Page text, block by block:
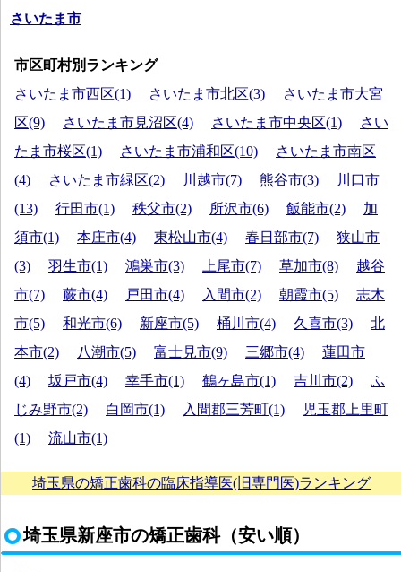
さいたま市
市区町村別ランキング
さいたま市西区(1)
さいたま市北区(3)
さいたま市大宮
区(9)
さいたま市見沼区(4) さいたま市中央区(1)
さい
たま市桜区(1)
さいたま市浦和区(10)
さいたま市南区
(4)
さいたま市緑区(2) 川越市(7) 熊谷市(3)
川口市
(13)
行田市(1) 秩父市(2) 所沢市(6) 飯能市(2)
加
須市(1)
本庄市(4) 東松山市(4) 春日部市(7)
狭山市
(3)
羽生市(1) 鴻巣市(3) 上尾市(7) 草加市(8)
越谷
市(7)
蕨市(4) 戸田市(4) 入間市(2) 朝霞市(5)
志木
市(5)
和光市(6) 新座市(5) 桶川市(4) 久喜市(3)
北
本市(2)
八潮市(5) 富士見市(9) 三郷市(4)
蓮田市
(4)
坂戸市(4) 幸手市(1) 鶴ヶ島市(1) 吉川市(2)
ふ
じみ野市(2)
白岡市(1) 入間郡三芳町(1)
児玉郡上里町
(1)
流山市(1)
埼玉県の矯正歯科の臨床指導医(旧専門医)ランキング
埼玉県新座市の矯正歯科（安い順）